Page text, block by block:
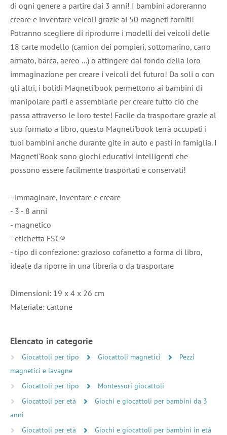
di ogni genere a partire dai 3 anni! I bambini adoreranno
creare e inventare veicoli grazie ai 50 magneti forniti!
Potranno scegliere di riprodurre i modelli dei veicoli delle
18 carte modello (camion dei pompieri, sottomarino, carro
armato, barca, aereo ...) o attingere dal fondo della loro
immaginazione per creare i veicoli del futuro! Da soli o con
gli altri, i bolidi Magneti'book permettono ai bambini di
manipolare parti e assemblarle per creare tutto ciò che
passa attraverso le loro teste! Facile da trasportare grazie al
suo formato a libro, questo Magneti'book terrà occupati i
tuoi bambini anche durante gite in auto e pasti in famiglia. I
Magneti'Book sono giochi educativi intelligenti che
possono essere facilmente trasportati e conservati!
- immaginare, inventare e creare
- 3 - 8 anni
- magnetico
- etichetta FSC®
- tipo di confezione: grazioso cofanetto a forma di libro,
ideale da riporre in una libreria o da trasportare
Dimensioni: 19 x 4 x 26 cm
Materiale: cartone
Elencato in categorie
Giocattoli per tipo Giocattoli magnetici
Pezzi
magnetici e lavagne
Giocattoli per tipo
Montessori giocattoli
Giocattoli per età
Giochi e giocattoli per bambini da 3
anni
Giocattoli per età
Giochi e giocattoli per bambini in età